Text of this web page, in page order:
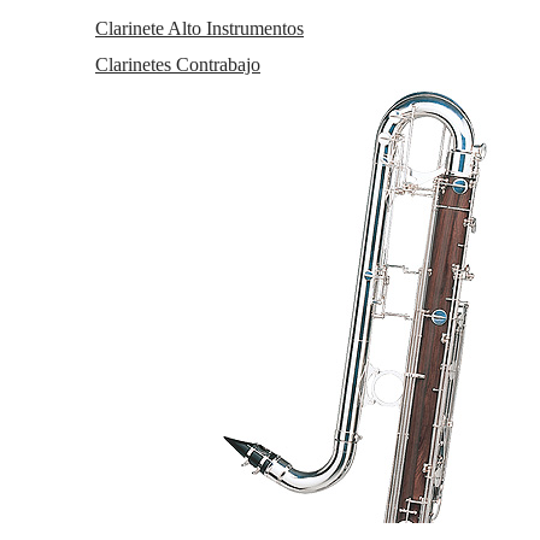
Clarinete Alto Instrumentos
Clarinetes Contrabajo
A = 440-442 con una cámara Eb de longitud
estándar.
Grabado con JL en la parte de detrás de la
Una boquilla de clarinete Llopis Signature Eb
con anillas de plastico.de tamaño mediano.
Un pequeño destornillador de punta plana.
Todas las boquillas de la serie Backun Signature
vienen con anillas de plástico ya puestas en la
boquilla, que se ajustan a la mayoría de las espigas
Según Javier LLopis, cuando pruebes esta boquilla